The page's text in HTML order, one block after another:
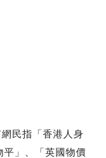
民指「香港人身
平」、「英國物價